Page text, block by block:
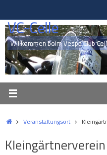
springen
VC-Celle
Willkommen beim Vespa Club
StartVeranstaltungsort